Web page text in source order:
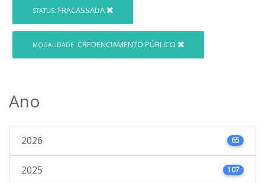
STATUS: FRACASSADA
MODALIDADE: CREDENCIAMENTO PÚBLICO
Ano
2026 65
2025 107